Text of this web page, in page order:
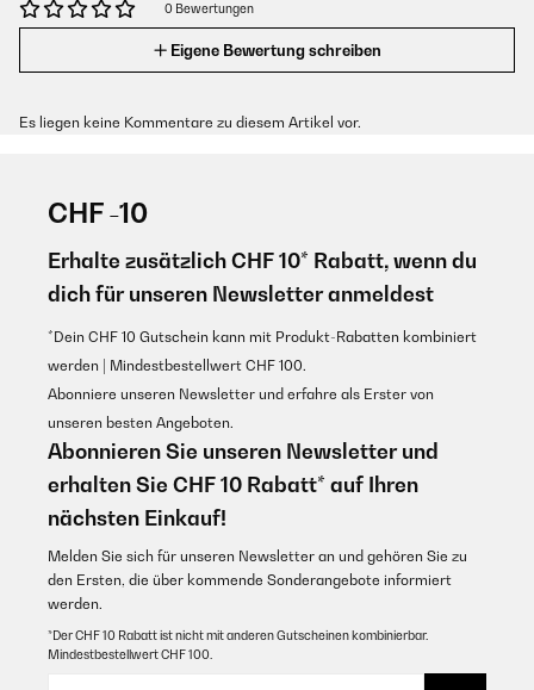
0 Bewertungen
Eigene Bewertung schreiben
Es liegen keine Kommentare zu diesem Artikel vor.
CHF -10
Erhalte zusätzlich CHF 10* Rabatt, wenn du
dich für unseren Newsletter anmeldest
*Dein CHF 10 Gutschein kann mit Produkt-Rabatten kombiniert
werden | Mindestbestellwert CHF 100.
Abonniere unseren Newsletter und erfahre als Erster von
unseren besten Angeboten.
Abonnieren Sie unseren Newsletter und
erhalten Sie CHF 10 Rabatt* auf Ihren
nächsten Einkauf!
Melden Sie sich für unseren Newsletter an und gehören Sie zu
den Ersten, die über kommende Sonderangebote informiert
werden.
*Der CHF 10 Rabatt ist nicht mit anderen Gutscheinen kombinierbar.
Mindestbestellwert CHF 100.